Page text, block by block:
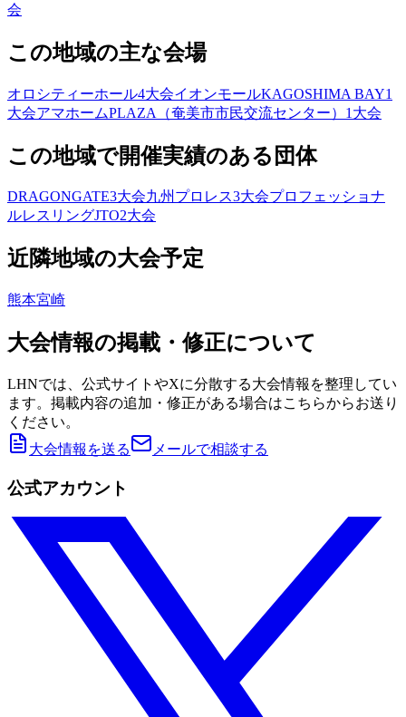
会
この地域の主な会場
オロシティーホール4大会イオンモールKAGOSHIMA BAY1
大会アマホームPLAZA（奄美市市民交流センター） 1 大会
この地域で開催実績のある団体
DRAGONGATE3大会九州プロレス3大会プロフェッショナ
ルレスリングJTO2大会
近隣地域の大会予定
熊本宮崎
大会情報の掲載・修正について
LHNでは、公式サイトやXに分散する大会情報を整理してい
ます。掲載内容の追加・修正がある場合はこちらからお送り
ください。
大会情報を送る
メールで相談する
公式アカウント